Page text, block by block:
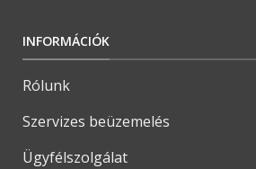
INFORMÁCIÓK
Rólunk
Szervizes beüzemelés
Ügyfélszolgálat